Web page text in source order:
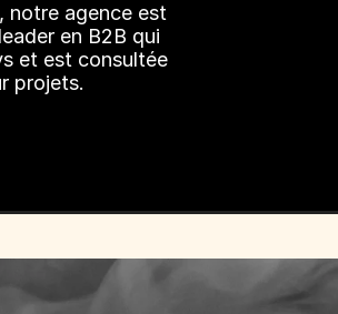
notre agence est
en B2B qui
et est consultée
projets.